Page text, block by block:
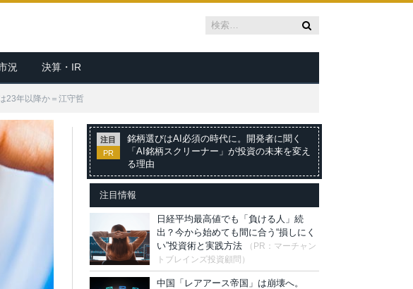
況 決算・IR
23年以降か＝江守哲
注目
PR
銘柄選びはAI必須の時代に。開発者に聞く
「AI銘柄スクリーナー」が投資の未来を変え
る理由
注目情報
日経平均最高値でも「負ける人」続
出？今から始めても間に合う“損しにく
い”投資術と実践方法
（PR：マーチャン
トブレインズ投資顧問）
中国「レアアース帝国」は崩壊へ。